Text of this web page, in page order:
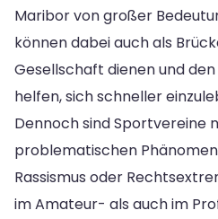
Maribor von großer
können dabei auch als
Gesellschaft dienen und
helfen, sich schneller
Dennoch sind Sportvereine
problematischen
Rassismus oder
im Amateur- als auch im